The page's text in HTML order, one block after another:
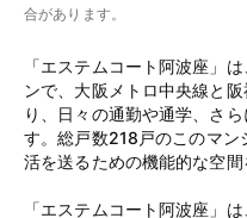
合があります。
「エステムコート阿波座」
ンで、大阪メトロ中央線と
り、日々の通勤や通学、さ
す。総戸数218戸のこのマン
活を送るための機能的な空間
「エステムコート阿波座」